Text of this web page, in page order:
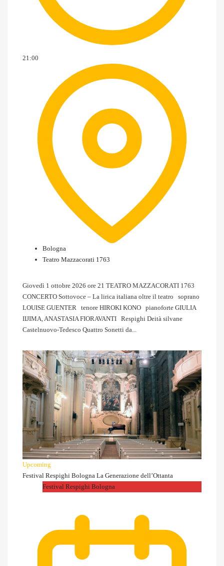
21:00
Bologna
Teatro Mazzacorati 1763
Giovedì 1 ottobre 2026 ore 21 TEATRO MAZZACORATI 1763
CONCERTO Sottovoce – La lirica italiana oltre il teatro soprano
LOUISE GUENTER tenore HIROKI KONO pianoforte GIULIA
IIJIMA, ANASTASIA FIORAVANTI Respighi Deità silvane
Castelnuovo-Tedesco Quattro Sonetti da...
Upcoming
Festival Respighi Bologna La Generazione dell’Ottanta
Festival Respighi Bologna